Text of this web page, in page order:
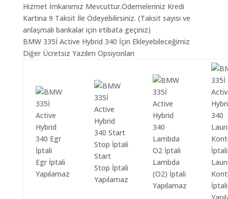
Hizmet İmkanımız Mevcuttur.Ödemeleriniz Kredi
Kartına 9 Taksit İle Ödeyebilirsiniz. (Taksit sayısı ve
anlaşmalı bankalar için irtibata geçiniz)
BMW 335İ Active Hybrid 340 İçin Ekleyebileceğimiz
Diğer Ücretsiz Yazılım Opsiyonları
Egr İptali
Yapılamaz
Start
Stop İptali
Yapılamaz
Lambda
(O2) İptali
Yapılamaz
İptali